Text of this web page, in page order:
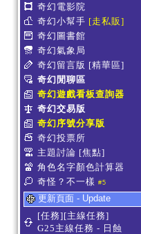
奇幻電影院
奇幻小幫手 [走私販]
奇幻圖書館
奇幻氣象局
奇幻留言版 [精華區]
奇幻閒聊區
奇幻遊戲看板查詢器
奇幻交易版
奇幻序號分享版
奇幻投票所
主題討論 [焦點]
角色名字顏色計算器
奇怪？不一樣 #5
更新頁面 - Update
[任務][主線任務]
G25主線任務 - 日蝕